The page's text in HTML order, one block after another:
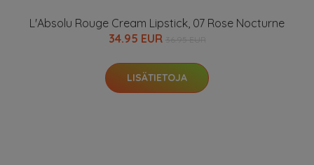
L'Absolu Rouge Cream Lipstick, 07 Rose Nocturne
34.95 EUR
LISÄTIETOJA